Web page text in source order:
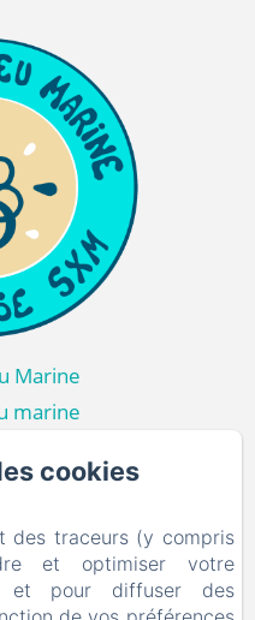
Marine
marine
Marine
cookies
des traceurs (y compris
et optimiser votre
et pour diffuser des